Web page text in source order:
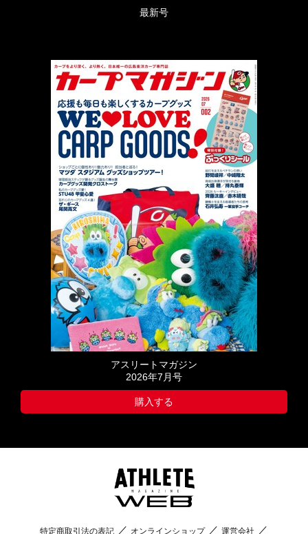
最新号
アスリートマガジン
2026年7月号
購入する
特定商取引法の表記 オンラインショップ 運営会社